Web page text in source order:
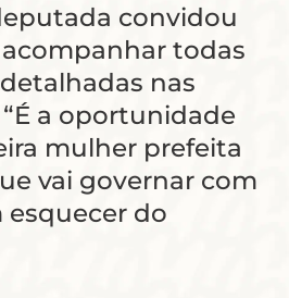
convidou
todas
nas
a oportunidade
mulher prefeita
vai governar com
esquecer do